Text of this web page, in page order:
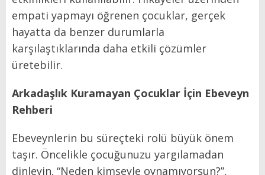
empati yapmayı öğrenen çocuklar, gerçek
hayatta da benzer durumlarla
karşılaştıklarında daha etkili çözümler
üretebilir.
Arkadaşlık Kuramayan Çocuklar İçin Ebeveyn
Rehberi
Ebeveynlerin bu süreçteki rolü büyük önem
taşır. Öncelikle çocuğunuzu yargılamadan
dinleyin. “Neden kimseyle oynamıyorsun?”,